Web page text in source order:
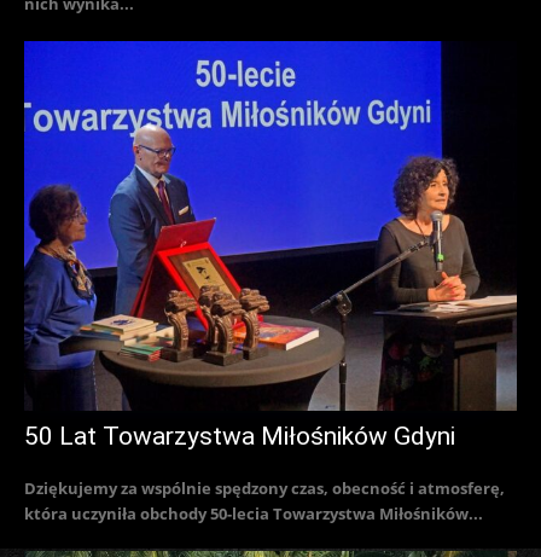
50 Lat Towarzystwa Miłośników Gdyni
Dziękujemy za wspólnie spędzony czas, obecność i atmosferę,
która uczyniła obchody 50-lecia Towarzystwa Miłośników...